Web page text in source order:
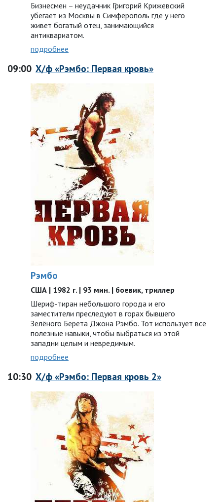
Бизнесмен – неудачник Григорий Крижевский
убегает из Москвы в Симферополь где у него
живет богатый отец, занимающийся
антиквариатом.
подробнее
09:00 Х/ф «Рэмбо: Первая кровь»
Рэмбо
США | 1982 г. | 93 мин. | боевик, триллер
Шериф-тиран небольшого города и его
заместители преследуют в горах бывшего
Зелёного Берета Джона Рэмбо. Тот использует все
полезные навыки, чтобы выбраться из этой
западни целым и невредимым.
подробнее
10:30 Х/ф «Рэмбо: Первая кровь 2»